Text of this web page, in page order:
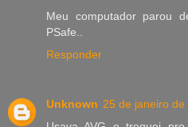
Meu computador parou
PSafe..
Responder
Unknown 25 de janeiro